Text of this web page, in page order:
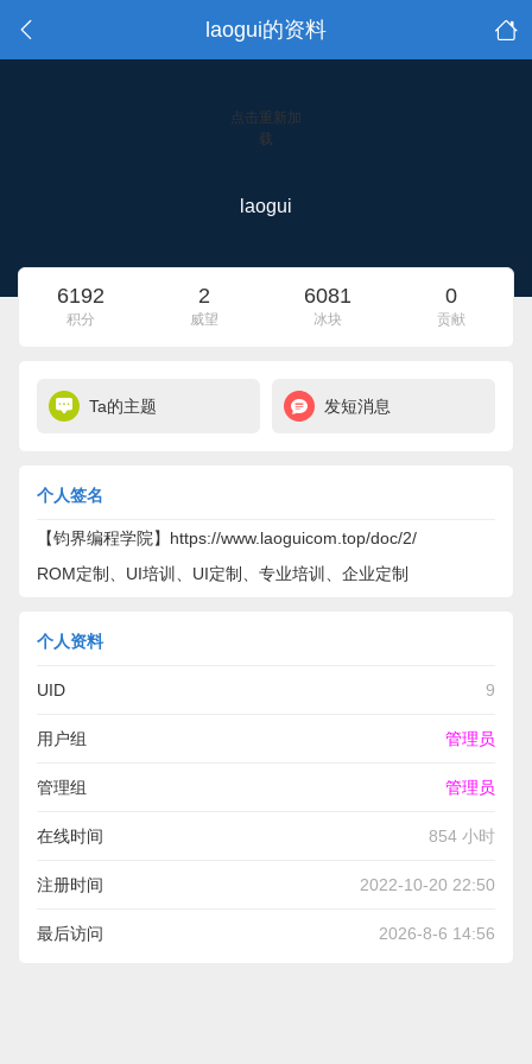
laogui的资料
点击重新加
载
laogui
6192
积分
2
威望
6081
冰块
0
贡献
Ta的主题 发短消息
个人签名
【钧界编程学院】https://www.laoguicom.top/doc/2/
ROM定制、UI培训、UI定制、专业培训、企业定制
个人资料
UID 9
用户组 管理员
管理组 管理员
在线时间 854 小时
注册时间 2022-10-20 22:50
最后访问 2026-8-6 14:56